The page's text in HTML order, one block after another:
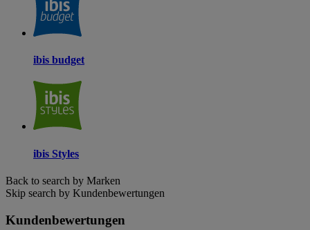
ibis budget
ibis Styles
Back to search by Marken
Skip search by Kundenbewertungen
Kundenbewertungen